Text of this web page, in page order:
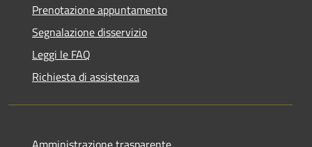
Prenotazione appuntamento
Segnalazione disservizio
Leggi le FAQ
Richiesta di assistenza